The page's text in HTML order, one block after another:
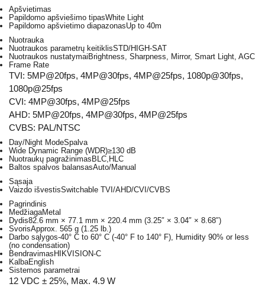
Apšvietimas
Papildomo apšviešimo tipasWhite Light
Papildomo apšvietimo diapazonasUp to 40m
Nuotrauka
Nuotraukos parametrų keitiklisSTD/HIGH-SAT
Nuotraukos nustatymai Brightness, Sharpness, Mirror, Smart Light, AGC
Frame Rate
TVI: 5MP@20fps, 4MP@30fps, 4MP@25fps, 1080p@30fps,
1080p@25fps
CVI: 4MP@30fps, 4MP@25fps
AHD: 5MP@20fps, 4MP@30fps, 4MP@25fps
CVBS: PAL/NTSC
Day/Night ModeSpalva
Wide Dynamic Range (WDR)≥130 dB
Nuotraukų pagražinimas BLC,HLC
Baltos spalvos balansasAuto/Manual
Sąsaja
Vaizdo išvestisSwitchable TVI/AHD/CVI/CVBS
Pagrindinis
MedžiagaMetal
Dydis82.6 mm × 77.1 mm × 220.4 mm (3.25″ × 3.04″ × 8.68″)
SvorisApprox. 565 g (1.25 lb.)
Darbo sąlygos-40° C to 60° C (-40° F to 140° F), Humidity 90% or less
(no condensation)
Bendravimas HIKVISION-C
KalbaEnglish
Sistemos parametrai
12 VDC ± 25%, Max. 4.9 W